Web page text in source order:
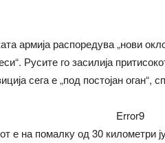
армија распоредува „нови
Русите го засилија
сега е „под постојан оган“,
Error9
е на помалку од 30 километри